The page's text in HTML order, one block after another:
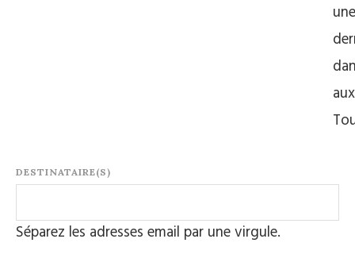
une
aux
DESTINATAIRE(S)
Séparez les adresses email par une virgule.